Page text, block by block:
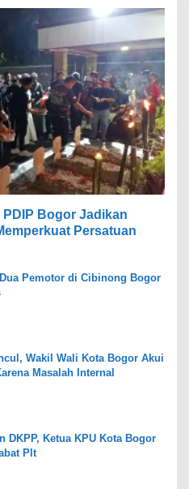
PDIP Bogor Jadikan
Persatuan
Pemotor di Cibinong Bogor
Wakil Wali Kota Bogor Akui
Masalah Internal
DKPP, Ketua KPU Kota Bogor
Plt